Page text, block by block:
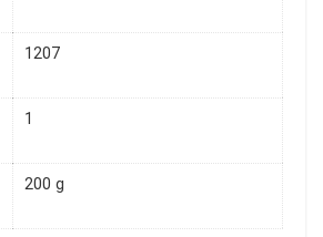
1207
1
200 g